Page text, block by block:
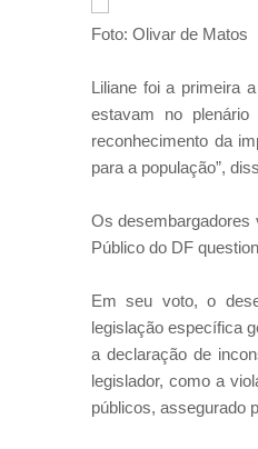
Foto: Olivar de Matos
Liliane foi a primeira
estavam no
reconhecimento da
para a população”,
Os desembargadores
Público do DF
Em seu voto, o
legislação específica
a declaração de
legislador, como a
públicos, assegurado